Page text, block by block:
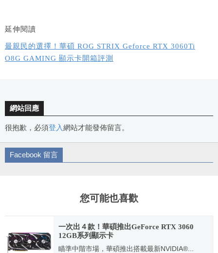
延伸閱讀
最親民的選擇！華碩 ROG STRIX Geforce RTX 3060Ti
O8G GAMING 顯示卡開箱評測
網站回應
很抱歉，必須登入網站才能發佈留言。
Facebook 留言
您可能也喜歡
一次出４款！華碩推出GeForce RTX 3060
12GB系列顯示卡
瞄準中階市場，華碩推出搭載最新NVIDIA®...